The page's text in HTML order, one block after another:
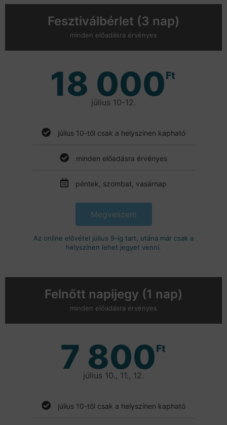
Fesztiválbérlet (3 nap)
minden előadásra érvényes
18 000Ft
július 10-12.
július 10-től csak a helyszínen kapható
minden előadásra érvényes
péntek, szombat, vasárnap
Megveszem
Az online elővétel július 9-ig tart, utána már csak a
helyszínen lehet jegyet venni.
Felnőtt napijegy (1 nap)
minden előadásra érvényes
7 800Ft
július 10., 11., 12.
július 10-től csak a helyszínen kapható